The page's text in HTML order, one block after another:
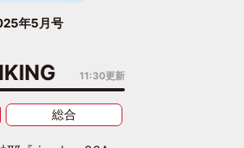
年5月号
11:30更新
総合